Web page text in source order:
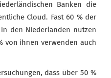
Banken die
Cloud. Fast 60 % der
den Niederlanden nutzen
von ihnen verwenden auch
dass über 50 %